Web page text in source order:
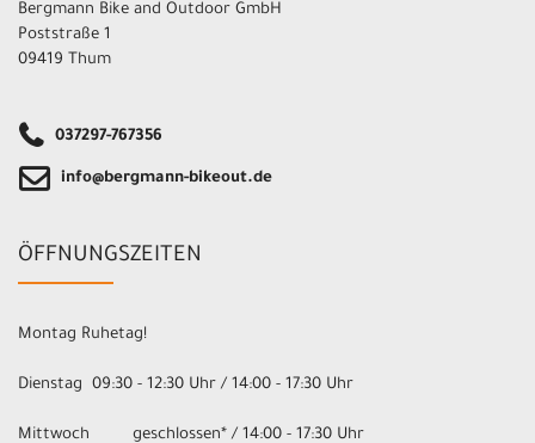
Bergmann Bike and Outdoor GmbH
Poststraße 1
09419 Thum
037297-767356
info@bergmann-bikeout.de
ÖFFNUNGSZEITEN
Montag Ruhetag!
Dienstag 09:30 - 12:30 Uhr / 14:00 - 17:30 Uhr
Mittwoch geschlossen* / 14:00 - 17:30 Uhr